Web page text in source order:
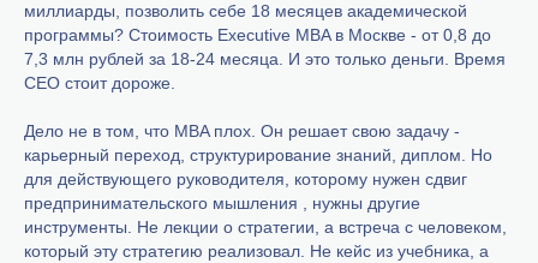
миллиарды, позволить себе 18 месяцев академической
программы? Стоимость Executive MBA в Москве - от 0,8 до
7,3 млн рублей за 18-24 месяца. И это только деньги. Время
CEO стоит дороже.
Дело не в том, что MBA плох. Он решает свою задачу -
карьерный переход, структурирование знаний, диплом. Но
для действующего руководителя, которому нужен сдвиг
предпринимательского мышления , нужны другие
инструменты. Не лекции о стратегии, а встреча с человеком,
который эту стратегию реализовал. Не кейс из учебника, а